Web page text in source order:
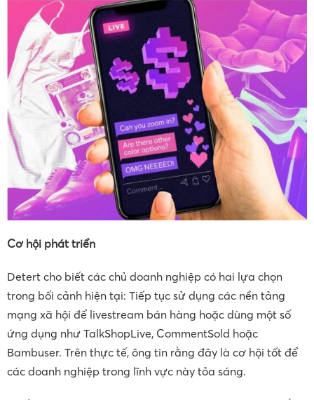
Cơ hội phát triển
Detert cho biết các chủ doanh nghiệp có hai lựa chọn
trong bối cảnh hiện tại: Tiếp tục sử dụng các nền tảng
mạng xã hội để livestream bán hàng hoặc dùng một số
ứng dụng như TalkShopLive, CommentSold hoặc
Bambuser. Trên thực tế, ông tin rằng đây là cơ hội tốt để
các doanh nghiệp trong lĩnh vực này tỏa sáng.